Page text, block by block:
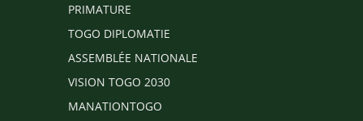
PRIMATURE
TOGO DIPLOMATIE
ASSEMBLÉE NATIONALE
VISION TOGO 2030
MANATIONTOGO